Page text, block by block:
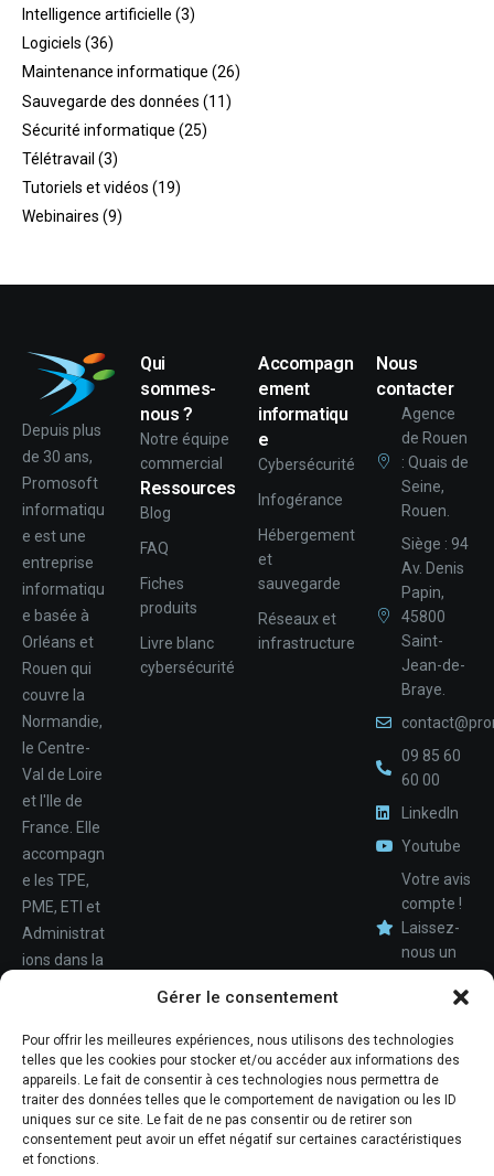
Gérer le consentement
Pour offrir les meilleures expériences, nous utilisons des technologies
telles que les cookies pour stocker et/ou accéder aux informations des
appareils. Le fait de consentir à ces technologies nous permettra de
traiter des données telles que le comportement de navigation ou les ID
uniques sur ce site. Le fait de ne pas consentir ou de retirer son
consentement peut avoir un effet négatif sur certaines caractéristiques
et fonctions.
Téléphone
Intelligence artificielle (3)
Logiciels (36)
Maintenance informatique (26)
Sauvegarde des données (11)
Sécurité informatique (25)
Télétravail (3)
Tutoriels et vidéos (19)
Webinaires (9)
Depuis plus
de 30 ans,
Promosoft
informatiqu
e est une
entreprise
informatiqu
e basée à
Orléans et
Rouen qui
couvre la
Normandie,
le Centre-
Val de Loire
et l'Ile de
France. Elle
accompagn
e les TPE,
PME, ETI et
Administrat
ions dans la
déploiemen
t et la
maintenan
ce de leur
système
Qui
sommes-
nous ?
Notre équipe
commercial
Ressources
Blog
FAQ
Fiches
produits
Livre blanc
cybersécurité
Accompagn
ement
informatiqu
e
Cybersécurité
Infogérance
Hébergement
et
sauvegarde
Réseaux et
infrastructure
Nous
contacter
Agence
de Rouen
: Quais de
Seine,
Rouen.
Siège : 94
Av. Denis
Papin,
45800
Saint-
Jean-de-
Braye.
09 85 60
60 00
LinkedIn
Youtube
Votre avis
compte !
Laissez-
nous un